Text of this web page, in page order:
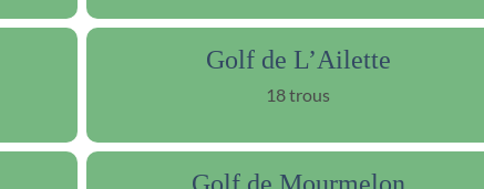
Golf de L’Ailette
18 trous